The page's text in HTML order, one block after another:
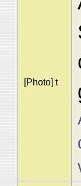
[Photo] t